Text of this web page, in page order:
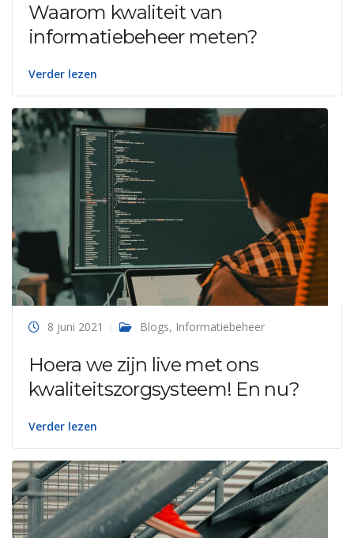
Waarom kwaliteit van
informatiebeheer meten?
Verder lezen
8 juni 2021 Blogs, Informatiebeheer
Hoera we zijn live met ons
kwaliteitszorgsysteem! En nu?
Verder lezen